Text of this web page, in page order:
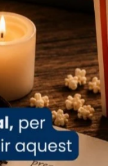
papa-viaje-
ens